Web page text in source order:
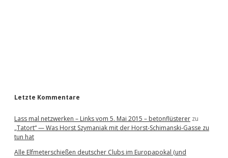
Letzte Kommentare
Lass mal netzwerken – Links vom 5. Mai 2015 – betonflüsterer zu
„Tatort“ — Was Horst Szymaniak mit der Horst-Schimanski-Gasse zu
tun hat
Alle Elfmeterschießen deutscher Clubs im Europapokal (und